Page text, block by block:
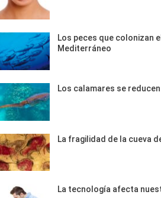
Los peces que colonizan el
Mediterráneo
Los calamares se
La fragilidad de la cueva
La tecnología afecta